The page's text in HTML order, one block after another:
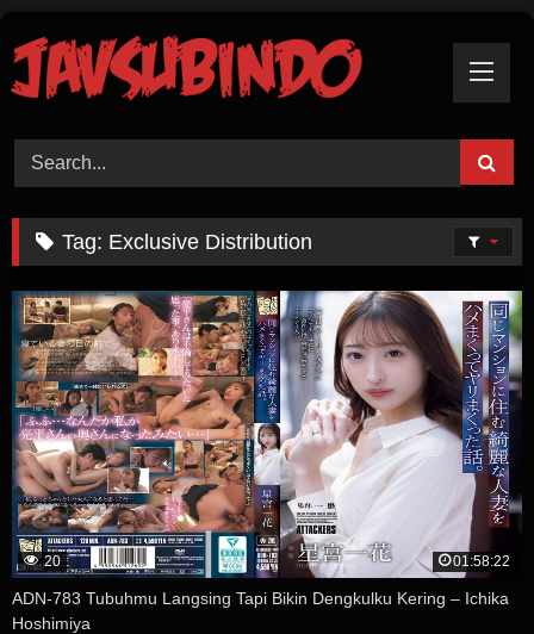
To
Content
Tag: Exclusive Distribution
20 01:58:22
ADN-783 Tubuhmu Langsing Tapi Bikin Dengkulku Kering – Ichika
Hoshimiya